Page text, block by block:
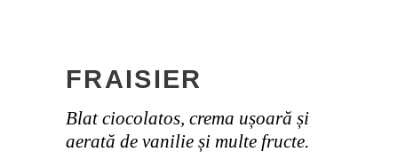
FRAISIER
Blat ciocolatos, crema ușoară și
aerată de vanilie și multe fructe.